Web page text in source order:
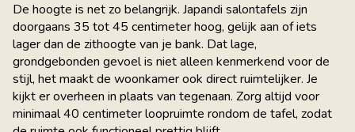
De hoogte is net zo belangrijk. Japandi salontafels zijn
doorgaans 35 tot 45 centimeter hoog, gelijk aan of iets
lager dan de zithoogte van je bank. Dat lage,
grondgebonden gevoel is niet alleen kenmerkend voor de
stijl, het maakt de woonkamer ook direct ruimtelijker. Je
kijkt er overheen in plaats van tegenaan. Zorg altijd voor
minimaal 40 centimeter loopruimte rondom de tafel, zodat